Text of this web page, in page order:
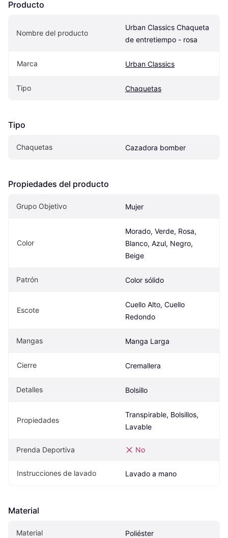
Producto
Nombre del producto
Urban Classics Chaqueta
de entretiempo - rosa
Marca Urban Classics
Tipo Chaquetas
Tipo
Chaquetas Cazadora bomber
Propiedades del producto
Grupo Objetivo Mujer
Color
Morado, Verde, Rosa,
Blanco, Azul, Negro,
Beige
Patrón Color sólido
Escote
Cuello Alto, Cuello
Redondo
Mangas Manga Larga
Cierre Cremallera
Detalles Bolsillo
Propiedades
Transpirable, Bolsillos,
Lavable
Prenda Deportiva No
Instrucciones de lavado Lavado a mano
Material
Material Poliéster